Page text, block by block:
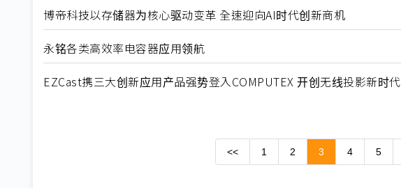
博帝科技以存储器为核心驱动变革 全速迎向AI时代创新商机
永铭各类高效率电容器应用领航
EZCast携三大创新应用产品强势登入COMPUTEX 开创无线投影新时代
<< 1 2 3 4 5